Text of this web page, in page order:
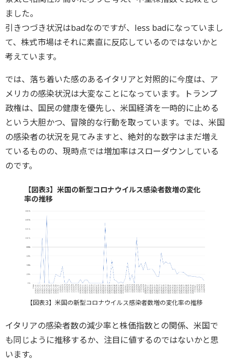
ました。
引きつづき状況はbadなのですが、less badになっていまし
て、株式市場はそれに素直に反応しているのではないかと
考えています。
では、落ち着いた感のあるイタリアと対照的に今度は、ア
メリカの感染状況は大変なことになっています。トランプ
政権は、国民の健康を優先し、米国経済を一時的に止める
という大胆かつ、冒険的な行動を取っています。では、米国
の感染者の状況を見てみますと、絶対的な数字はまだ増え
ているものの、現時点では増加率はスローダウンしている
のです。
【図表3】米国の新型コロナウイルス感染者数増の変化
率の推移
【図表3】米国の新型コロナウイルス感染者数増の変化率の推移
イタリアの感染者数の減少率と株価指数との関係、米国で
も同じように推移するか、注目に値するのではないかと思
います。